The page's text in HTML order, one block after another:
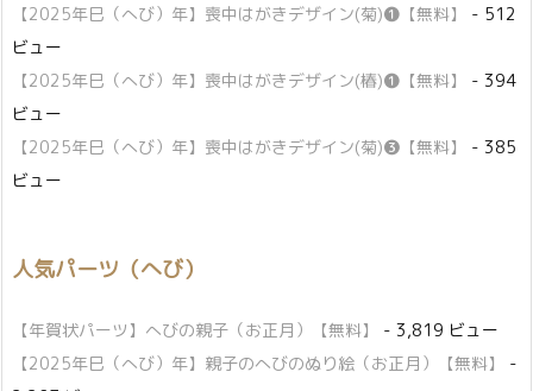
【2025年巳（へび）年】喪中はがきデザイン(菊)❶【無料】
- 512
ビュー
【2025年巳（へび）年】喪中はがきデザイン(椿)❶【無料】
- 394
ビュー
【2025年巳（へび）年】喪中はがきデザイン(菊)❸【無料】
- 385
ビュー
人気パーツ（へび）
【年賀状パーツ】へびの親子（お正月）【無料】
- 3,819 ビュー
【2025年巳（へび）年】親子のへびのぬり絵（お正月）【無料】
-